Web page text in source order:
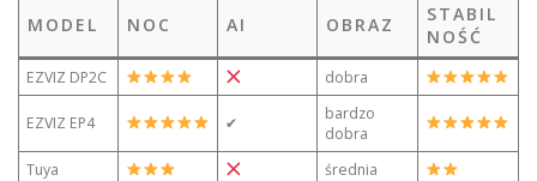
MODEL NOC AI OBRAZ
STABIL
NOŚĆ
EZVIZ DP2C dobra
EZVIZ EP4 ✔
bardzo
dobra
Tuya
średnia